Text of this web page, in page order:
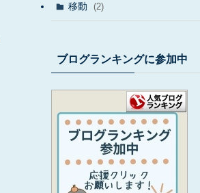
移動 (2)
ブログランキングに参加中